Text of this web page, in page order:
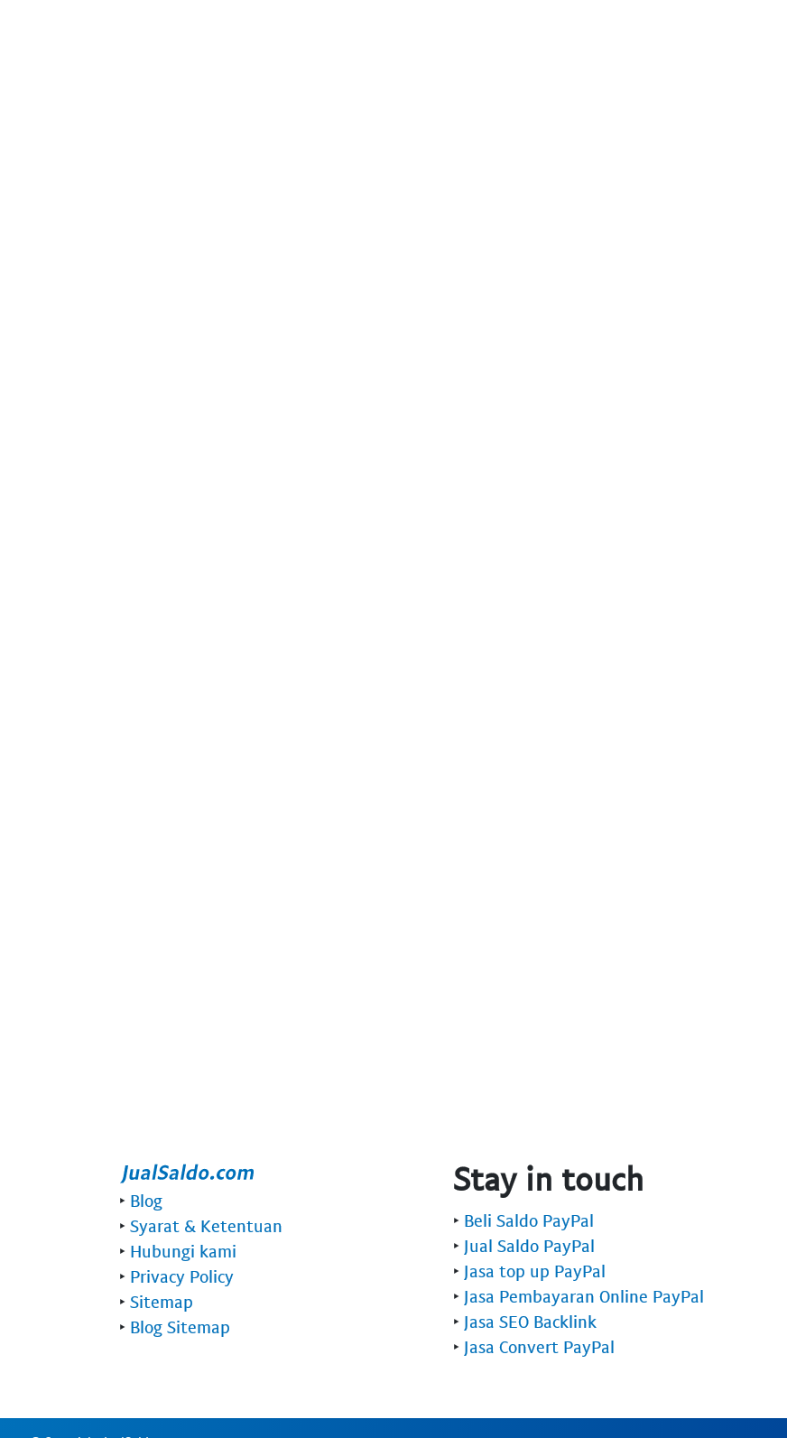
‣ Blog
‣ Syarat & Ketentuan
‣ Hubungi kami
‣ Privacy Policy
‣ Sitemap
‣ Blog Sitemap
Stay in touch
‣ Beli Saldo PayPal
‣ Jual Saldo PayPal
‣ Jasa top up PayPal
‣ Jasa Pembayaran Online PayPal
‣ Jasa SEO Backlink
‣ Jasa Convert PayPal